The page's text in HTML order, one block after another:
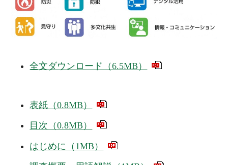
全文ダウンロード（6.5MB）
表紙（0.8MB）
目次（0.8MB）
はじめに（1MB）